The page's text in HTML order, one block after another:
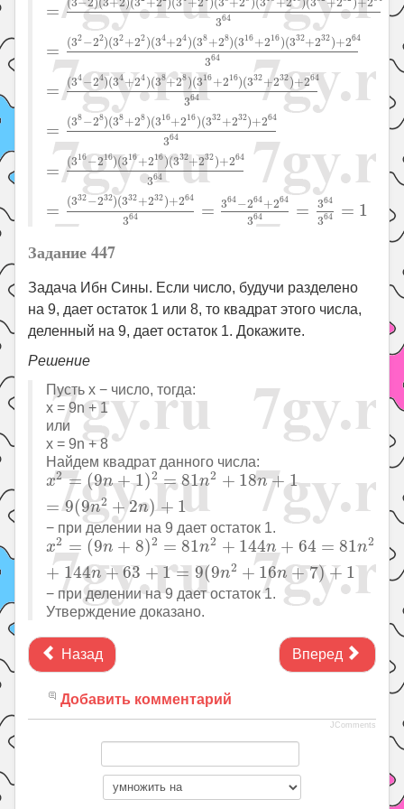
=
364
= (32−22)(32+22)(34+24)(38+28)(316+216)(332+232)+264
364
= (34−24)(34+24)(38+28)(316+216)(332+232)+264
364
= (38−28)(38+28)(316+216)(332+232)+264
364
= (316−216)(316+216)(332+232)+264
364
= (332−232)(332+232)+264
364 = 364−264+264
364 = 364
364 = 1
Задание 447
Задача Ибн Сины. Если число, будучи разделено
на 9, дает остаток 1 или 8, то квадрат этого числа,
деленный на 9, дает остаток 1. Докажите.
Решение
Пусть x − число, тогда:
x = 9n + 1
или
x = 9n + 8
Найдем квадрат данного числа:
x2 = (9n +1)2 = 81n2 + 18n + 1
= 9(9n2 + 2n)+ 1
x2=(9n+1)2=81n2+18n+1=9(9 2
− при делении на 9 дает остаток 1.
x2 = (9n + 8)2 = 81n2 + 144n + 64 = 81n2
+ 144n + 63 + 1 = 9(9n2 + 16n + 7) + 1
2=(9n+8)2=81 n 2+144n+64=81 n2+ 144 +
− при делении на 9 дает остаток 1.
Утверждение доказано.
Назад Вперед
Добавить комментарий
JComments